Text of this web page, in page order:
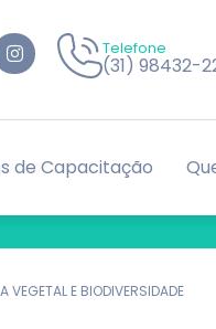
Telefone
(31) 98432-
de Capacitação
VEGETAL E BIODIVERSIDADE